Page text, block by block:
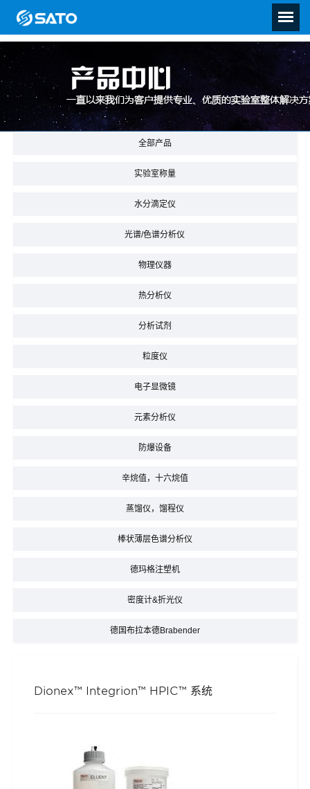
全部产品
实验室称量
水分滴定仪
光谱/色谱分析仪
物理仪器
热分析仪
分析试剂
粒度仪
电子显微镜
元素分析仪
防爆设备
辛烷值，十六烷值
蒸馏仪，馏程仪
棒状薄层色谱分析仪
德玛格注塑机
密度计&折光仪
德国布拉本德Brabender
Dionex™ Integrion™ HPIC™ 系统